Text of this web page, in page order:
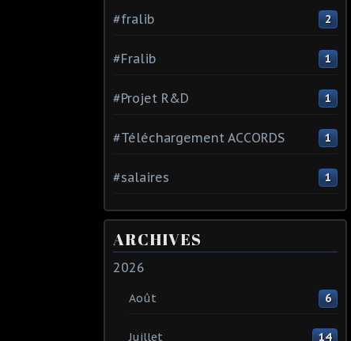
#fralib 2
#Fralib 1
#Projet R&D 1
#Téléchargement ACCORDS 1
#salaires 1
ARCHIVES
2026
Août 6
Juillet 14